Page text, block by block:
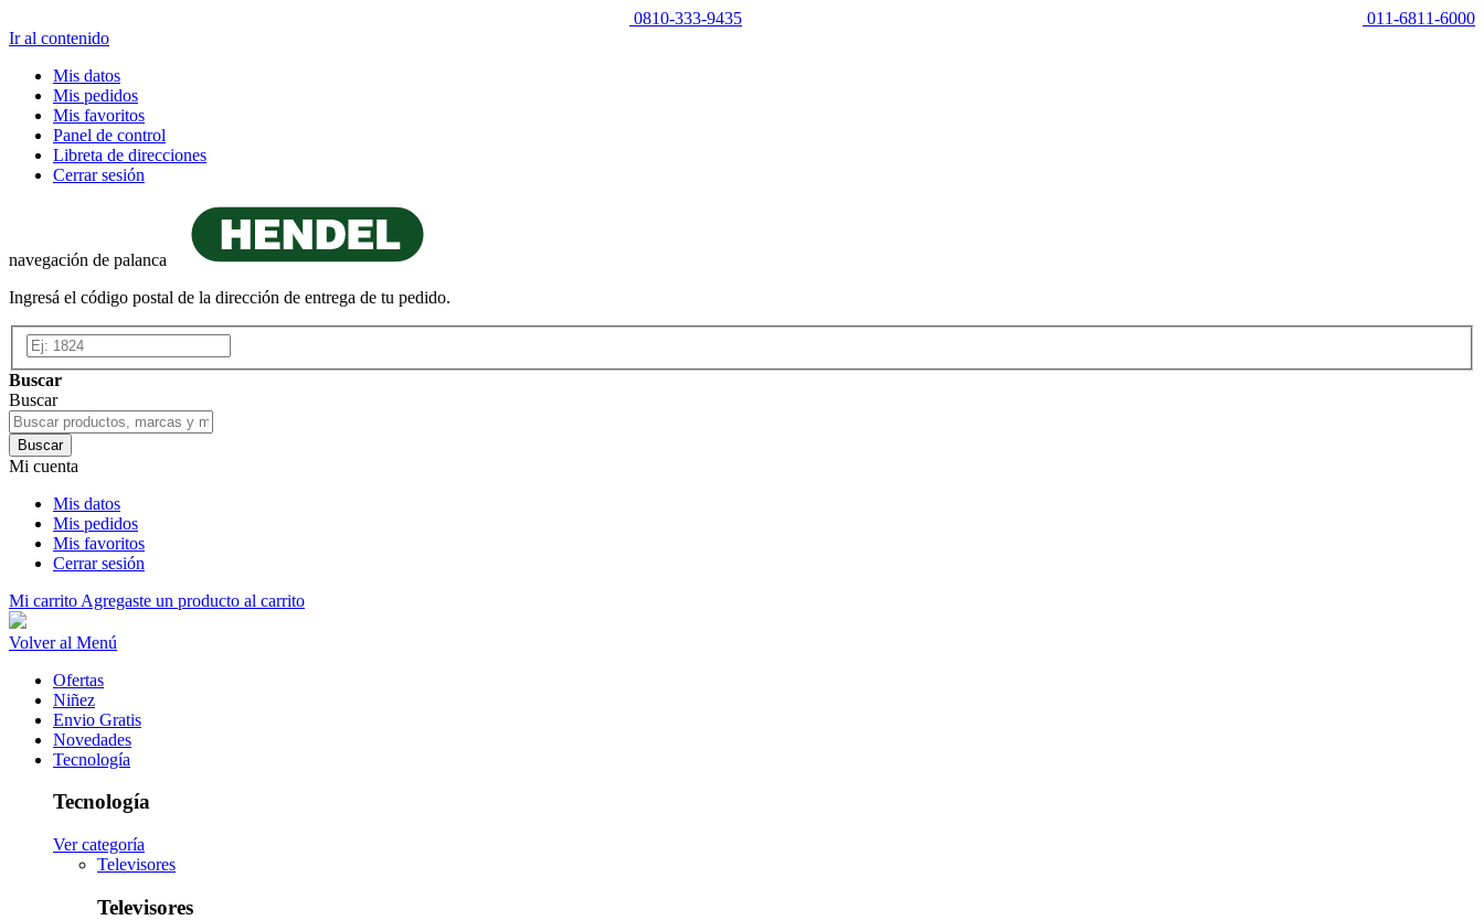
0810-333-9435
011-6811-6000
Ir al contenido
Mis datos
Mis pedidos
Mis favoritos
Panel de control
Libreta de direcciones
Cerrar sesión
navegación de palanca
Ingresá el código postal de la dirección de entrega de tu pedido.
Buscar
Buscar
Buscar
Mi cuenta
Mis datos
Mis pedidos
Mis favoritos
Cerrar sesión
Mi carrito Agregaste un producto al carrito
Volver al Menú
Ofertas
Niñez
Envio Gratis
Novedades
Tecnología
Tecnología
Ver categoría
Televisores
Televisores